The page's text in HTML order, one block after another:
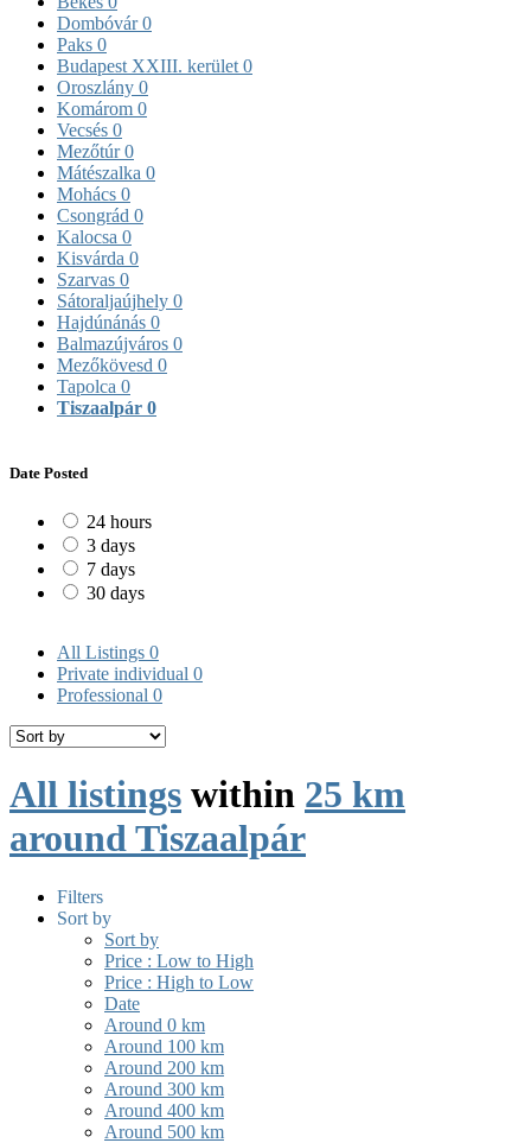
Dombóvár0
Paks 0
Budapest XXIII. kerület 0
Oroszlány 0
Komárom 0
Vecsés 0
Mezőtúr0
Mátészalka 0
Mohács 0
Csongrád 0
Kalocsa 0
Kisvárda 0
Szarvas 0
Sátoraljaújhely 0
Hajdúnánás 0
Balmazújváros 0
Mezőkövesd 0
Tapolca 0
Tiszaalpár 0
Date Posted
24 hours
3 days
7 days
30 days
All Listings 0
Private individual 0
Professional 0
All listings within 25 km
around Tiszaalpár
Filters
Sort by
Sort by
Price : Low to High
Price : High to Low
Date
Around 0 km
Around 100 km
Around 200 km
Around 300 km
Around 400 km
Around 500 km